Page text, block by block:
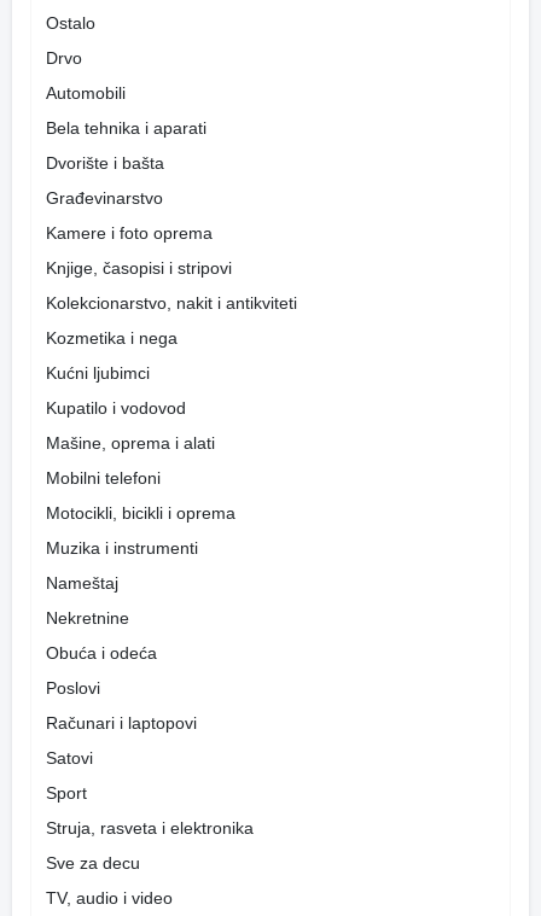
Ostalo
Drvo
Automobili
Bela tehnika i aparati
Dvorište i bašta
Građevinarstvo
Kamere i foto oprema
Knjige, časopisi i stripovi
Kolekcionarstvo, nakit i antikviteti
Kozmetika i nega
Kućni ljubimci
Kupatilo i vodovod
Mašine, oprema i alati
Mobilni telefoni
Motocikli, bicikli i oprema
Muzika i instrumenti
Nameštaj
Nekretnine
Obuća i odeća
Poslovi
Računari i laptopovi
Satovi
Sport
Struja, rasveta i elektronika
Sve za decu
TV, audio i video